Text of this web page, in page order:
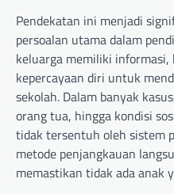
Pendekatan ini menjadi
persoalan utama dalam
keluarga memiliki informasi,
kepercayaan diri untuk
sekolah. Dalam banyak
orang tua, hingga kondisi
tidak tersentuh oleh sistem
metode penjangkauan
memastikan tidak ada anak